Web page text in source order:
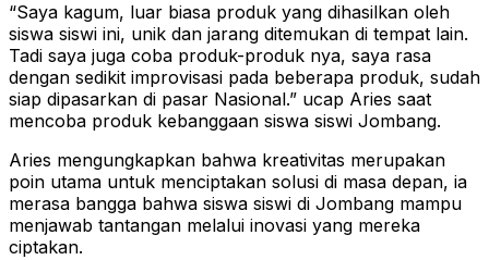
“Saya kagum, luar biasa produk yang dihasilkan oleh
siswa siswi ini, unik dan jarang ditemukan di tempat lain.
Tadi saya juga coba produk-produk nya, saya rasa
dengan sedikit improvisasi pada beberapa produk, sudah
siap dipasarkan di pasar Nasional.” ucap Aries saat
mencoba produk kebanggaan siswa siswi Jombang.
Aries mengungkapkan bahwa kreativitas merupakan
poin utama untuk menciptakan solusi di masa depan, ia
merasa bangga bahwa siswa siswi di Jombang mampu
menjawab tantangan melalui inovasi yang mereka
ciptakan.